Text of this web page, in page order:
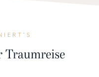
Traumreise